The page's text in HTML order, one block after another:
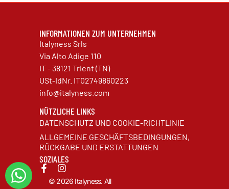
INFORMATIONEN ZUM UNTERNEHMEN
Italyness Srls
Via Alto Adige 110
IT - 38121 Trient (TN)
USt-IdNr. IT02749860223
info@italyness.com
NÜTZLICHE LINKS
DATENSCHUTZ UND COOKIE-RICHTLINIE
ALLGEMEINE GESCHÄFTSBEDINGUNGEN,
RÜCKGABE UND ERSTATTUNGEN
SOZIALES
© 2026 Italyness. All